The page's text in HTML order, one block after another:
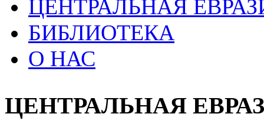
ЦЕНТРАЛЬНАЯ
БИБЛИОТЕКА
О НАС
ЦЕНТРАЛЬНАЯ